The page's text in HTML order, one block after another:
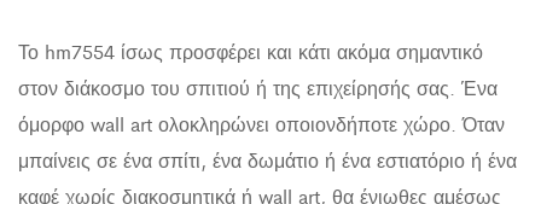
Το hm7554 ίσως προσφέρει και κάτι ακόμα σημαντικό
στον διάκοσμο του σπιτιού ή της επιχείρησής σας. Ένα
όμορφο wall art ολοκληρώνει οποιονδήποτε χώρο. Όταν
μπαίνεις σε ένα σπίτι, ένα δωμάτιο ή ένα εστιατόριο ή ένα
καφέ χωρίς διακοσμητικά ή wall art, θα ένιωθες αμέσως